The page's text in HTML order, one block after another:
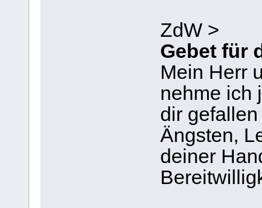
ZdW >
Gebet für
Mein Herr
nehme ich
dir
Ängsten,
deiner